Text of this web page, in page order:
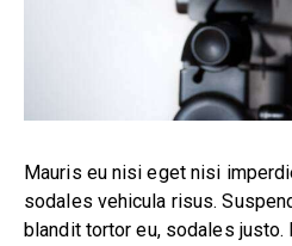
Mauris eu nisi eget nisi
sodales vehicula risus.
blandit tortor eu, sodales justo.